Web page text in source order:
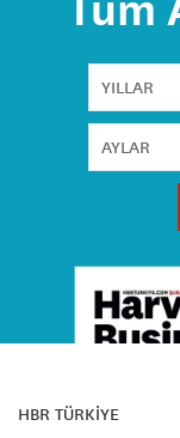
HBR TÜRKİYE